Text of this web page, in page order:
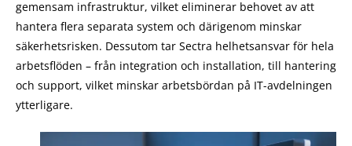
gemensam infrastruktur, vilket eliminerar behovet av att
hantera flera separata system och därigenom minskar
säkerhetsrisken. Dessutom tar Sectra helhetsansvar för hela
arbetsflöden – från integration och installation, till hantering
och support, vilket minskar arbetsbördan på IT-avdelningen
ytterligare.